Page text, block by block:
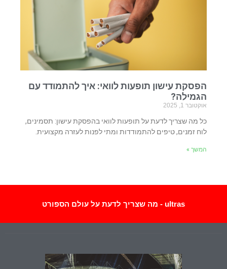
הפסקת עישון תופעות לוואי: איך להתמודד עם
הגמילה?
אוקטובר 1, 2025
כל מה שצריך לדעת על תופעות לוואי בהפסקת עישון: תסמינים,
לוח זמנים, טיפים להתמודדות ומתי לפנות לעזרה מקצועית.
המשך »
ultras - מה שצריך לדעת על עולם הספורט